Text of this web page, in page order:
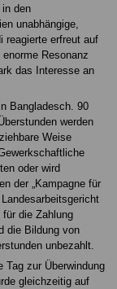
den
unabhängige,
reagierte erfreut auf
Resonanz
das Interesse an
Bangladesch. 90
werden
Weise
oder wird
der „Kampagne für
die Zahlung
die Bildung von
unbezahlt.
Tag zur Überwindung
gleichzeitig auf